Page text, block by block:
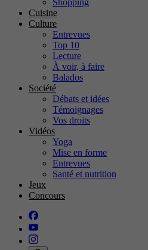
Cuisine
Culture
Entrevues
Top 10
Lecture
À voir, à faire
Balados
Société
Débats et idées
Témoignages
Vos droits
Vidéos
Yoga
Mise en forme
Entrevues
Santé et nutrition
Jeux
Concours